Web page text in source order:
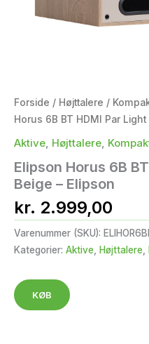
Forside / Højttalere /
Horus 6B BT HDMI Par
Aktive Højttalere
Elipson Horus 6B
Beige – Elipson
kr. 2.999,00
Varenummer (SKU):
Kategorier: Aktive, Højttalere,
KØB